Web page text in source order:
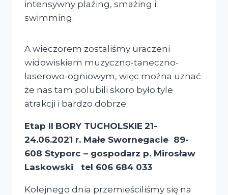
intensywny plażing, smażing i
swimming.
A wieczorem zostaliśmy uraczeni
widowiskiem muzyczno-taneczno-
laserowo-ogniowym, więc można uznać
że nas tam polubili skoro było tyle
atrakcji i bardzo dobrze.
Etap II BORY TUCHOLSKIE 21-
24.06.2021 r. Małe Swornegacie 89-
608 Styporc – gospodarz p. Mirosław
Laskowski tel 606 684 033
Kolejnego dnia przemieściliśmy się na